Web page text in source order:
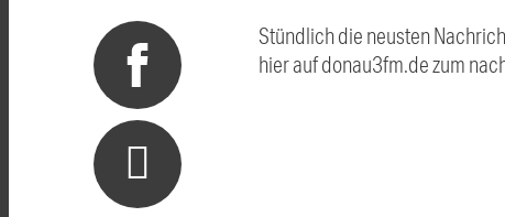
Stündlich die neusten
hier auf donau3fm.de zum